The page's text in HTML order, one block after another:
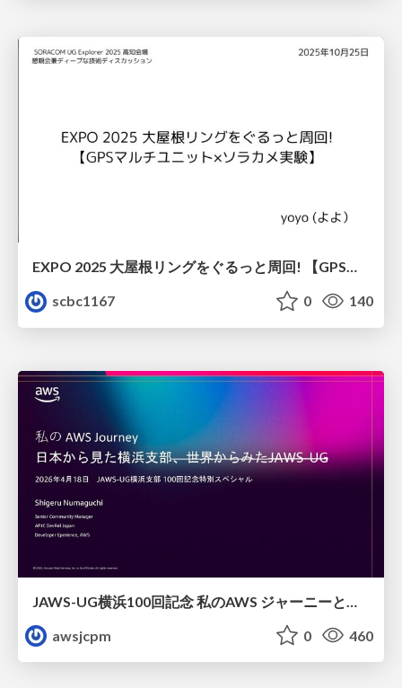
EXPO 2025 大屋根リングをぐるっと周回! 【GPSマルチユニット×ソラカメ実験】
scbc1167
0 140
awsjcpm
0 460